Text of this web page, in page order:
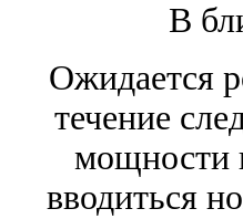
В
Ожидается
течение
мощности
вводиться